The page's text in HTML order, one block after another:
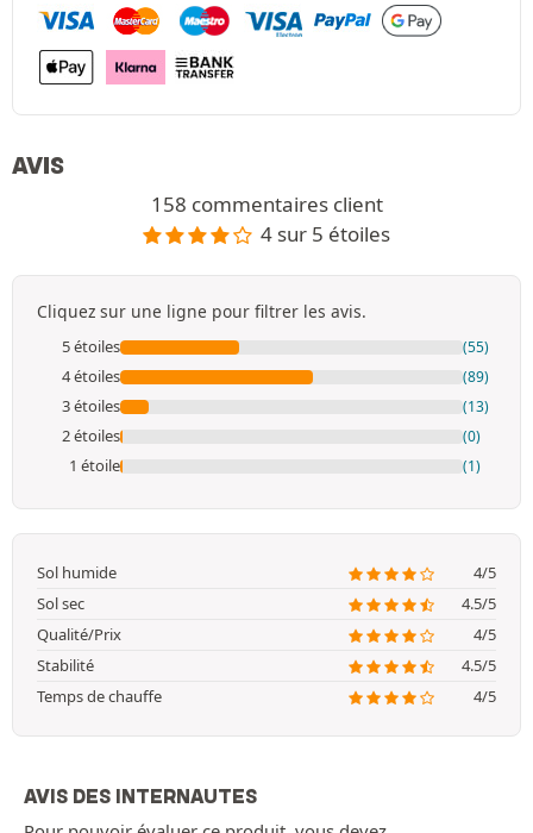
AVIS
158 commentaires client
4 sur 5 étoiles
Cliquez sur une ligne pour filtrer les avis.
5 étoiles (55)
4 étoiles (89)
3 étoiles (13)
2 étoiles (0)
1 étoile (1)
Sol humide
4/5
Sol sec
4.5/5
Qualité/Prix
4/5
Stabilité
4.5/5
Temps de chauffe
4/5
AVIS DES INTERNAUTES